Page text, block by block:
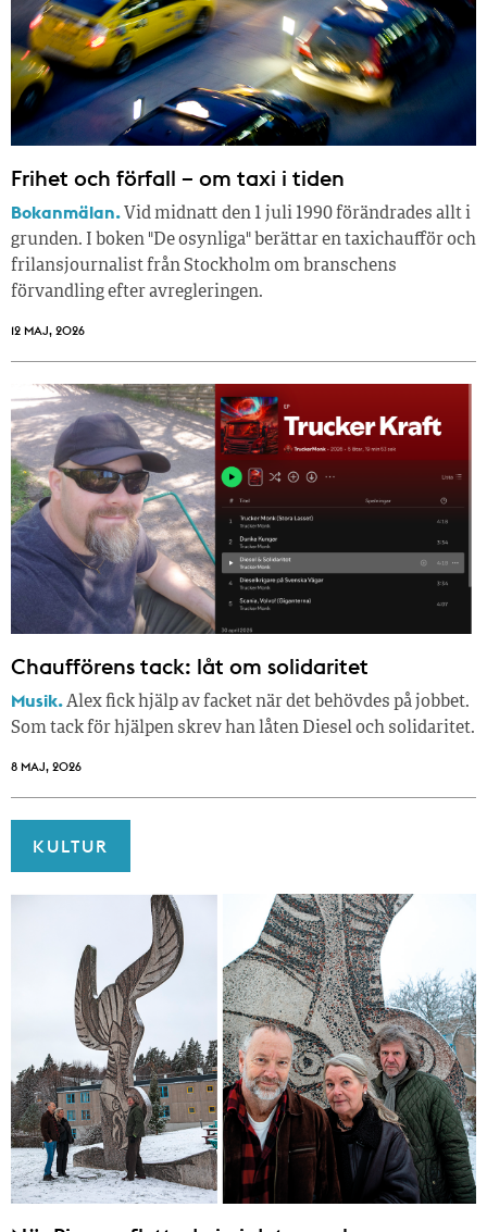
Frihet och förfall – om taxi i tiden
Bokanmälan. Vid midnatt den 1 juli 1990 förändrades allt i
grunden. I boken "De osynliga" berättar en taxichaufför och
frilansjournalist från Stockholm om branschens
förvandling efter avregleringen.
12 MAJ, 2026
Chaufförens tack: låt om solidaritet
Musik.Alex fick hjälp av facket när det behövdes på jobbet.
Som tack för hjälpen skrev han låten Diesel och solidaritet.
8 MAJ, 2026
KULTUR